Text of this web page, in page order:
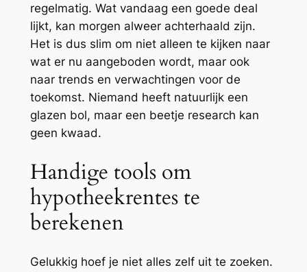
regelmatig. Wat vandaag een goede deal
lijkt, kan morgen alweer achterhaald zijn.
Het is dus slim om niet alleen te kijken naar
wat er nu aangeboden wordt, maar ook
naar trends en verwachtingen voor de
toekomst. Niemand heeft natuurlijk een
glazen bol, maar een beetje research kan
geen kwaad.
Handige tools om
hypotheekrentes te
berekenen
Gelukkig hoef je niet alles zelf uit te zoeken.